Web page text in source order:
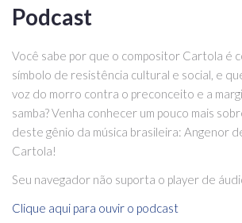
Podcast
Você sabe por que o compositor Cartola é
símbolo de resistência cultural e social, e
voz do morro contra o preconceito e a
samba? Venha conhecer um pouco mais
deste gênio da música brasileira: Angenor
Cartola!
Seu navegador não suporta o player de
Clique aqui para ouvir o podcast